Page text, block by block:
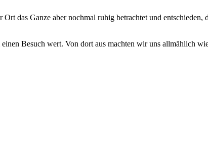
das Ganze aber nochmal ruhig betrachtet und entschieden,
Besuch wert. Von dort aus machten wir uns allmählich